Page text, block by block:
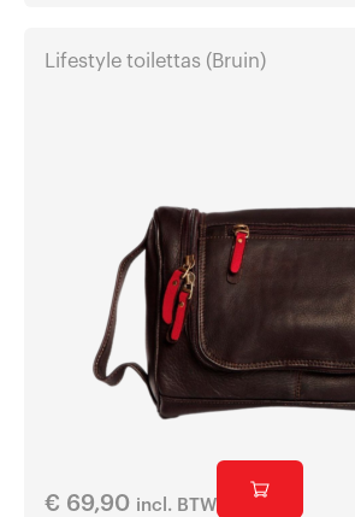
Lifestyle toilettas (Bruin)
€ 69,90 incl. BTW